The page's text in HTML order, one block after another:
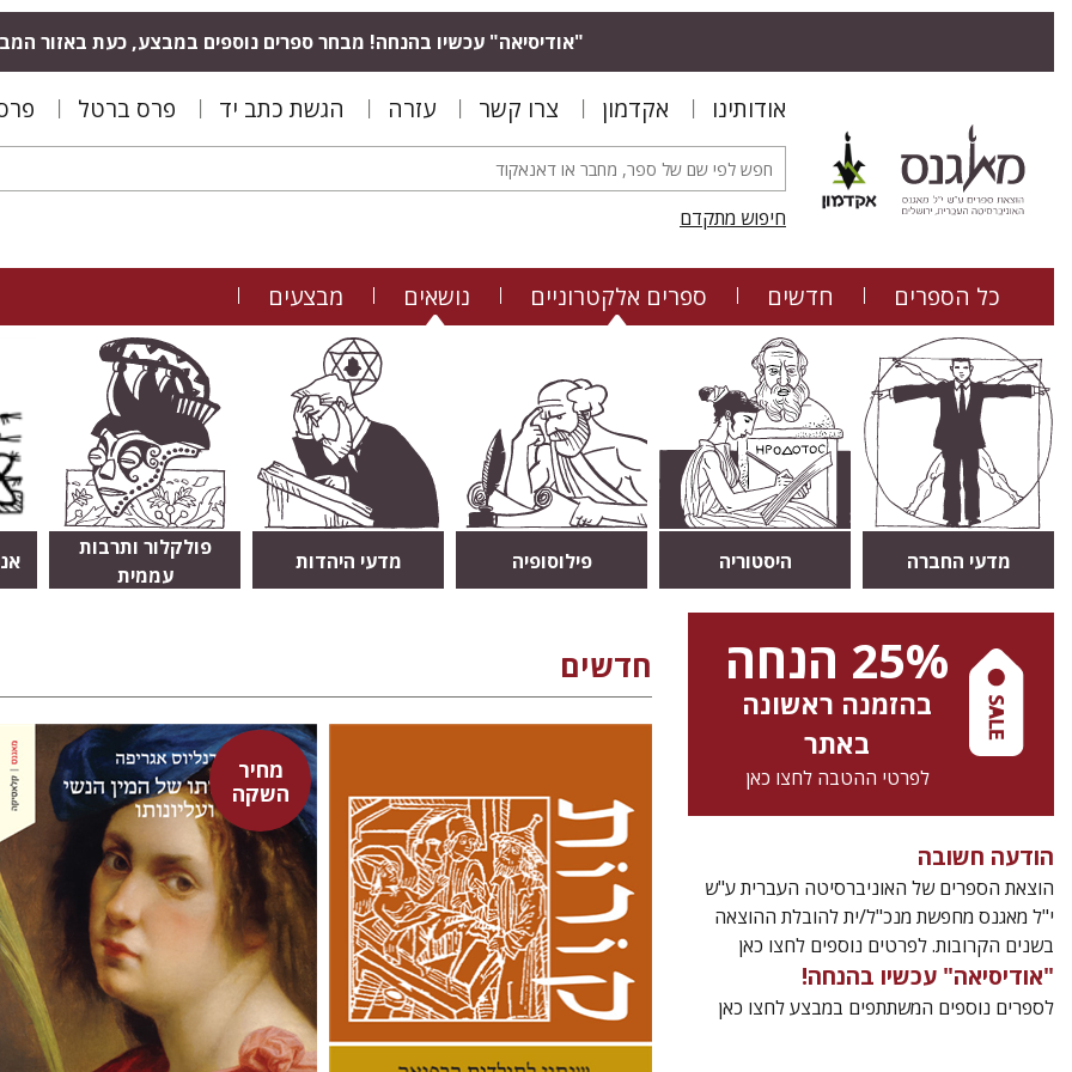
"אודיסיאה" עכשיו בהנחה! מבחר ספרים נוספים במבצע, כעת באזור
אודותינו אקדמון צרו קשר עזרה הגשת כתב יד פרס ברטל
חיפוש מתקדם
כל הספרים חדשים ספרים אלקטרוניים נושאים מבצעים
מדעי החברה היסטוריה פילוסופיה מדעי היהדות
פולקלור ותרבות
עממית
25% הנחה
בהזמנה ראשונה
באתר
לפרטי ההטבה לחצו כאן
הודעה חשובה
הוצאת הספרים של האוניברסיטה העברית ע"ש
י"ל מאגנס מחפשת מנכ"ל/ית להובלת ההוצאה
בשנים הקרובות. לפרטים נוספים לחצו כאן
"אודיסיאה" עכשיו בהנחה!
לספרים נוספים המשתתפים במבצע לחצו כאן
חדשים
קנת קולינס
מחיר
השקה
היינריך קורנליוס אגריפה
אבנר בן-זקן
נתן רון